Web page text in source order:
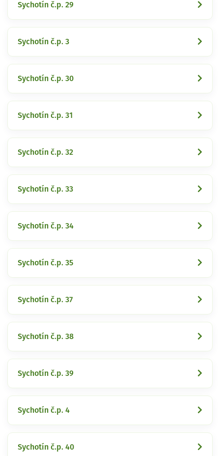
Sychotín č.p. 29
Sychotín č.p. 3
Sychotín č.p. 30
Sychotín č.p. 31
Sychotín č.p. 32
Sychotín č.p. 33
Sychotín č.p. 34
Sychotín č.p. 35
Sychotín č.p. 37
Sychotín č.p. 38
Sychotín č.p. 39
Sychotín č.p. 4
Sychotín č.p. 40